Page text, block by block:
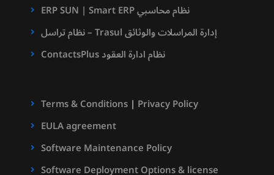
ERP SUN | Smart ERP نظام محاسبي
نظام تراسل – Trasul إدارة المراسلات والوثائق
ContactsPlus نظام ادارة العقود
Terms & Conditions| Privacy Policy
EULA agreement
Software Maintenance Policy
Software Deployment Options & license